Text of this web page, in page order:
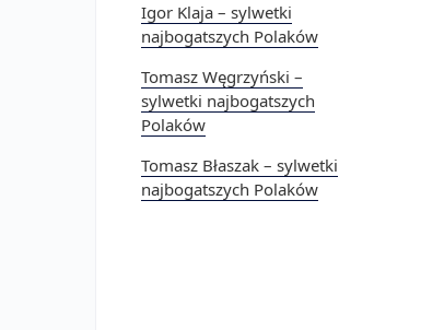
Igor Klaja – sylwetki
najbogatszych Polaków
Tomasz Węgrzyński –
sylwetki najbogatszych
Polaków
Tomasz Błaszak – sylwetki
najbogatszych Polaków